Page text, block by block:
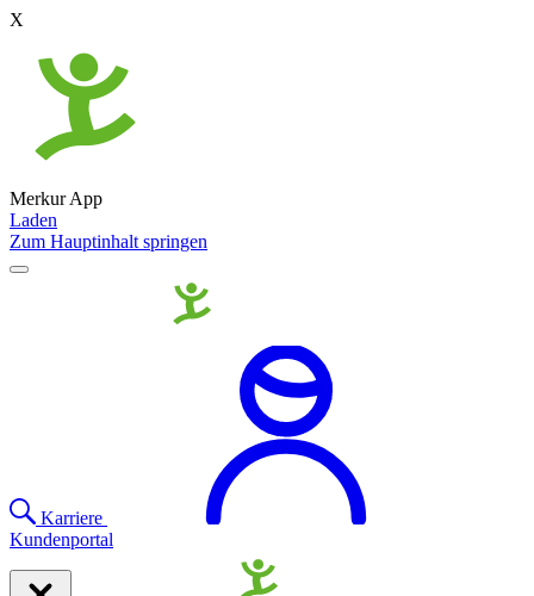
X
Merkur App
Laden
Zum Hauptinhalt springen
Karriere
Kundenportal